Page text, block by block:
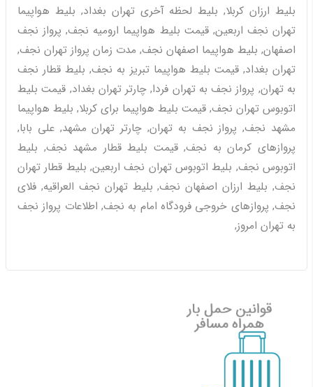
بلیط ارزان کربلا, بلیط لحظه آخری تهران بغداد, بلیط هواپیما
تهران نجف اربعین, قیمت بلیط هواپیما ارومیه نجف, پرواز نجف
اصفهان, بلیط هواپیما اصفهان نجف, مدت زمان پرواز تهران نجف,
تهران بغداد, قیمت بلیط هواپیما تبریز به نجف, بلیط قطار نجف
به تهران, پرواز نجف به تهران فردا, چارتر تهران بغداد, قیمت بلیط
اتوبوس تهران نجف, قیمت بلیط هواپیما برای کربلا, بلیط هواپیما
مشهد نجف, پرواز نجف به تهران, چارتر تهران مشهد, علی بابا,
پروازهای کرمان به نجف, قیمت بلیط قطار مشهد نجف, بلیط
اتوبوس نجف, بلیط اتوبوس تهران نجف اربعین, بلیط قطار تهران
نجف, بلیط ارزان اصفهان نجف, بلیط تهران نجف العراقیه, فلای
نجف, پروازهای خروجی فرودگاه امام به نجف, اطلاعات پرواز نجف
به تهران امروز,